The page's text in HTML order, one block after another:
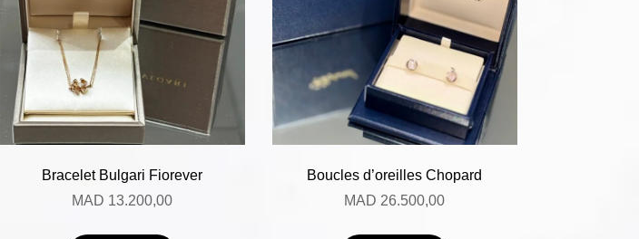
Bracelet Bulgari Fiorever
MAD 13.200,00
Boucles d’oreilles Chopard
MAD 26.500,00